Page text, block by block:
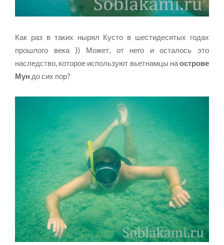
Как раз в таких нырял Кусто в шестидесятых годах
прошлого века )) Может, от него и осталось это
наследство, которое используют вьетнамцы наострове
Мун до сих пор?